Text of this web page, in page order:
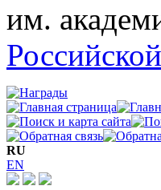
им.
RU
EN